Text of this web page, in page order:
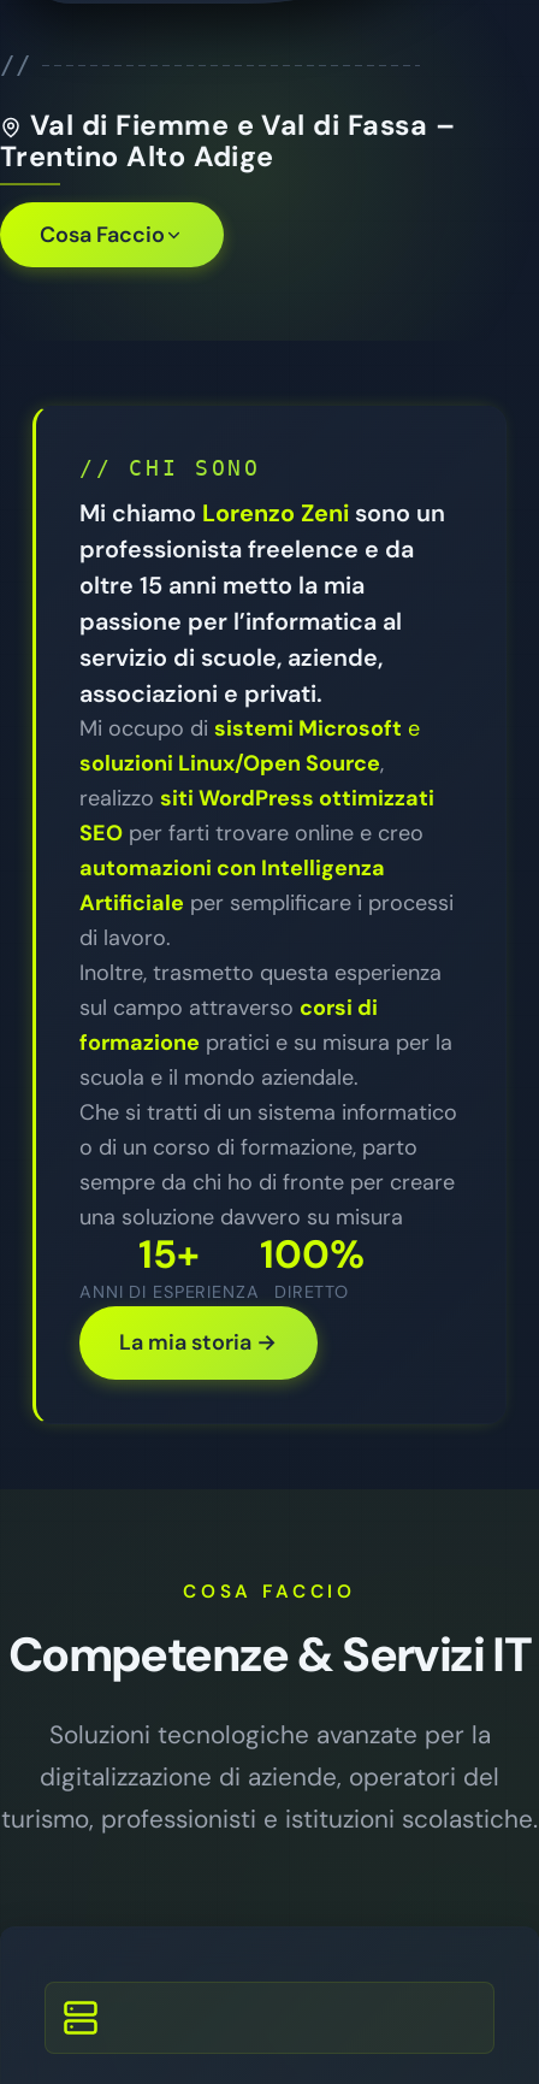
//
Val di Fiemme e Val di Fassa –
Trentino Alto Adige
Cosa Faccio
// CHI SONO
Mi chiamo Lorenzo Zeni sono un
professionista freelence e da
oltre 15 anni metto la mia
passione per l’informatica al
servizio di scuole, aziende,
associazioni e privati.
Mi occupo di sistemi Microsoft e
soluzioni Linux/Open Source,
realizzo siti WordPress ottimizzati
SEO per farti trovare online e creo
automazioni con Intelligenza
Artificiale per semplificare i processi
di lavoro.
Inoltre, trasmetto questa esperienza
sul campo attraverso corsi di
formazione pratici e su misura per la
scuola e il mondo aziendale.
Che si tratti di un sistema informatico
o di un corso di formazione, parto
sempre da chi ho di fronte per creare
una soluzione davvero su misura
15+
ANNI DI ESPERIENZA
100%
DIRETTO
La mia storia →
COSA FACCIO
Competenze & Servizi IT
Soluzioni tecnologiche avanzate per la
digitalizzazione di aziende, operatori del
turismo, professionisti e istituzioni scolastiche.